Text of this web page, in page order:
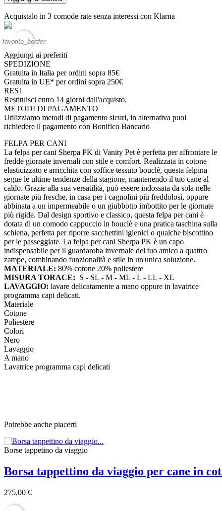
Acquistalo in 3 comode rate senza interessi con Klarna
favorite_border
Aggiungi ai preferiti
SPEDIZIONE
Gratuita in Italia per ordini sopra 85€
Gratuita in UE* per ordini sopra 250€
RESI
Restituisci entro 14 giorni dall'acquisto.
METODI DI PAGAMENTO
Utilizziamo metodi di pagamento sicuri, in alternativa puoi
richiedere il pagamento con Bonifico Bancario
FELPA PER CANI
La felpa per cani Sherpa PK di Vanity Pet è perfetta per affrontare le
fredde giornate invernali con stile e comfort. Realizzata in cotone
elasticizzato e arricchita con soffice tessuto bouclè, questa felpina
segue le ultime tendenze della stagione, mantenendo il tuo cane al
caldo. Grazie alla sua versatilità, può essere indossata da sola nelle
giornate più fresche, in casa per i cagnolini più freddolosi, oppure
abbinata a un impermeabile o un giubbotto imbottito per le giornate
più rigide. Dal design sportivo e classico, questa felpa per cani è
dotata di un comodo cappuccio in bouclè e una pratica taschina sulla
schiena, perfetta per riporre sacchettini igienici o qualche biscottino
per le passeggiate. La felpa per cani Sherpa PK è un capo
indispensabile per il guardaroba invernale del tuo amico a quattro
zampe, combinando funzionalità e stile in un'unica soluzione.
MATERIALE: 80% cotone 20% poliestere
MISURA TORACE: S - SL - M - ML - L - LL - XL
LAVAGGIO: lavare delicatamente a mano oppure in lavatrice
programma capi delicati.
Materiale
Cotone
Poliestere
Colori
Nero
Lavaggio
A mano
Lavatrice programma capi delicati
Potrebbe anche piacerti
Borse tappetino da viaggio
Borsa tappettino da viaggio per cane in
275,00 €